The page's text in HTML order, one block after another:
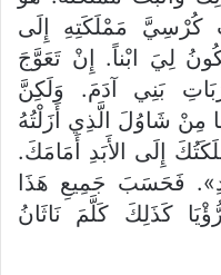
كُرْسِيَّ مَمْلَكَتِهِ إِلَى
لِيَ ابْناً. إِنْ تَعَوَّجَ
بَنِي آدَمَ. وَلَكِنَّ
مِنْ شَاوُلَ الَّذِي أَزَلْتُهُ
إِلَى الأَبَدِ أَمَامَكَ.
فَحَسَبَ جَمِيعِ هَذَا
كَذَلِكَ كَلَّمَ نَاثَانُ